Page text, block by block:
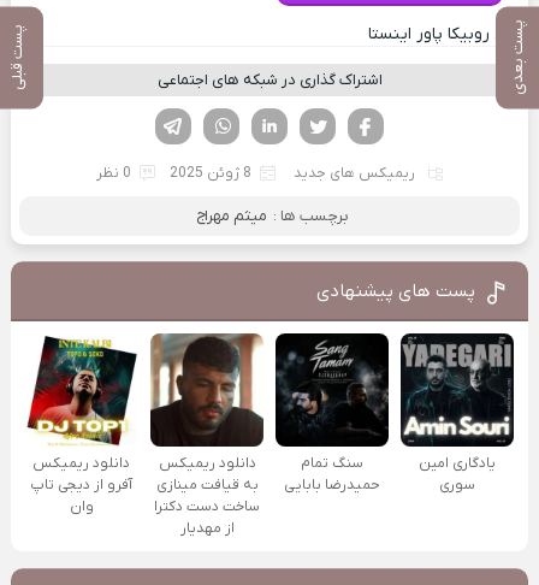
پست بعدی پست قبلی کانال روبیکا پاور اینستا
اشتراک گذاری در شبکه های اجتماعی
لینکدین تویتر
فیسوک
ریمیکس های جدید 8 ژوئن 2025 0 نظر
برچسب ها : میثم مهراج
پست های پیشنهادی
یادگاری امین
سوری
سنگ تمام
حمیدرضا بابایی
دانلود ریمیکس
به قیافت مینازی
ساخت دست دکترا
از مهدیار
دانلود ریمیکس
آفرو از ديجی تاپ
وان